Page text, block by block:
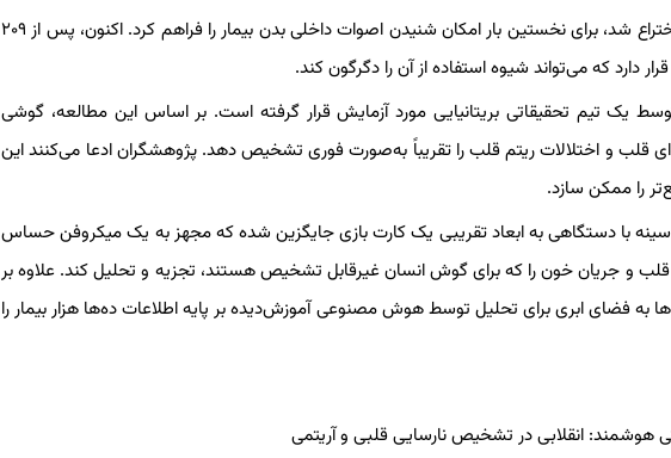
گوشی پزشکی که در سال ۱۸۱۶ میلادی (۱۱۹۵ خورشیدی) اختراع شد، برای نخستین بار امکان شنیدن اصوات داخلی بدن بیمار را فراهم کرد. اکنون، پس از ۲۰۹
دارد که می‌تواند شیوه استفاده از آن را دگرگون کند.
یک تیم تحقیقاتی بریتانیایی مورد آزمایش قرار گرفته است. بر اساس این مطالعه، گوشی
قلب و اختلالات ریتم قلب را تقریباً به‌صورت فوری تشخیص دهد. پژوهشگران ادعا می‌کنند این
را ممکن سازد.
با دستگاهی به ابعاد تقریبی یک کارت بازی جایگزین شده که مجهز به یک میکروفن حساس
و جریان خون را که برای گوش انسان غیرقابل تشخیص هستند، تجزیه و تحلیل کند. علاوه بر
به فضای ابری برای تحلیل توسط هوش مصنوعی آموزش‌دیده بر پایه اطلاعات ده‌ها هزار بیمار را